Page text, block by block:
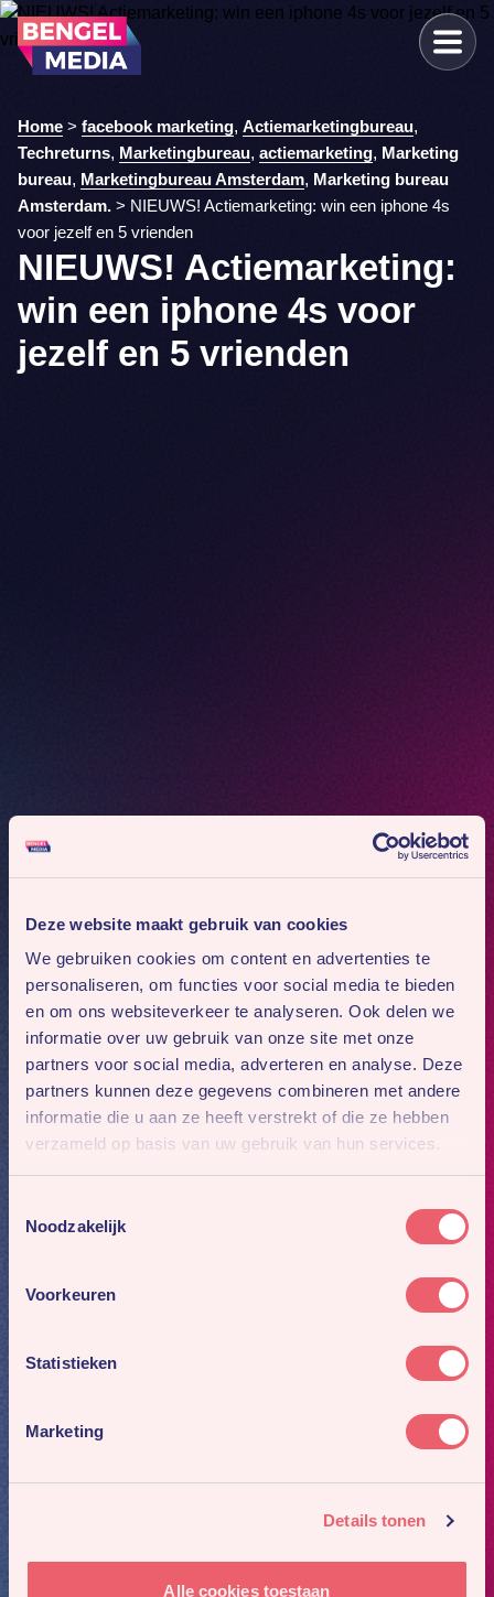
Deze website maakt gebruik van cookies
We gebruiken cookies om content en advertenties te
personaliseren, om functies voor social media te bieden
en om ons websiteverkeer te analyseren. Ook delen we
informatie over uw gebruik van onze site met onze
partners voor social media, adverteren en analyse. Deze
partners kunnen deze gegevens combineren met andere
informatie die u aan ze heeft verstrekt of die ze hebben
verzameld op basis van uw gebruik van hun services.
Noodzakelijk
Voorkeuren
Statistieken
Marketing
Details tonen
Alle cookies toestaan
Home > facebook marketing, Actiemarketingbureau,
Techreturns, Marketingbureau, actiemarketing, Marketing
bureau, Marketingbureau Amsterdam, Marketing bureau
Amsterdam. > NIEUWS! Actiemarketing: win een iphone 4s
voor jezelf en 5 vrienden
NIEUWS! Actiemarketing:
win een iphone 4s voor
jezelf en 5 vrienden